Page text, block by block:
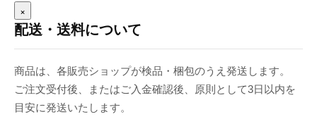
×
配送・送料について
商品は、各販売ショップが検品・梱包のうえ発送します。
ご注文受付後、またはご入金確認後、原則として3日以内を
目安に発送いたします。